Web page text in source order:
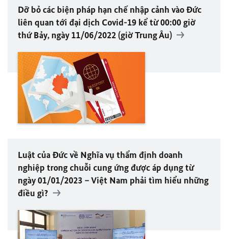
Dỡ bỏ các biện pháp hạn chế nhập cảnh vào Đức
liên quan tới đại dịch Covid-19 kể từ 00:00 giờ
thứ Bảy, ngày 11/06/2022 (giờ Trung Âu)
Luật của Đức về Nghĩa vụ thẩm định doanh
nghiệp trong chuỗi cung ứng được áp dụng từ
ngày 01/01/2023 – Việt Nam phải tìm hiểu những
điều gì?